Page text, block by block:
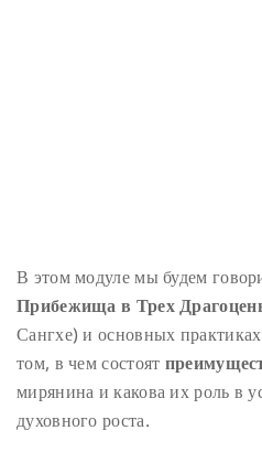
В этом модуле мы будем
Прибежища в Трех
Сангхе) и основных
том, в чем состоят
мирянина и какова их роль в
духовного роста.